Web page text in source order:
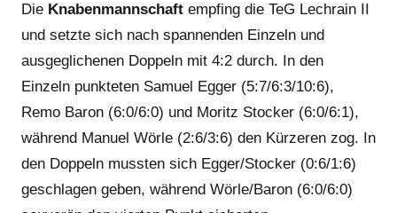
Die Knabenmannschaft empfing die TeG Lechrain II
und setzte sich nach spannenden Einzeln und
ausgeglichenen Doppeln mit 4:2 durch. In den
Einzeln punkteten Samuel Egger (5:7/6:3/10:6),
Remo Baron (6:0/6:0) und Moritz Stocker (6:0/6:1),
während Manuel Wörle (2:6/3:6) den Kürzeren zog. In
den Doppeln mussten sich Egger/Stocker (0:6/1:6)
geschlagen geben, während Wörle/Baron (6:0/6:0)